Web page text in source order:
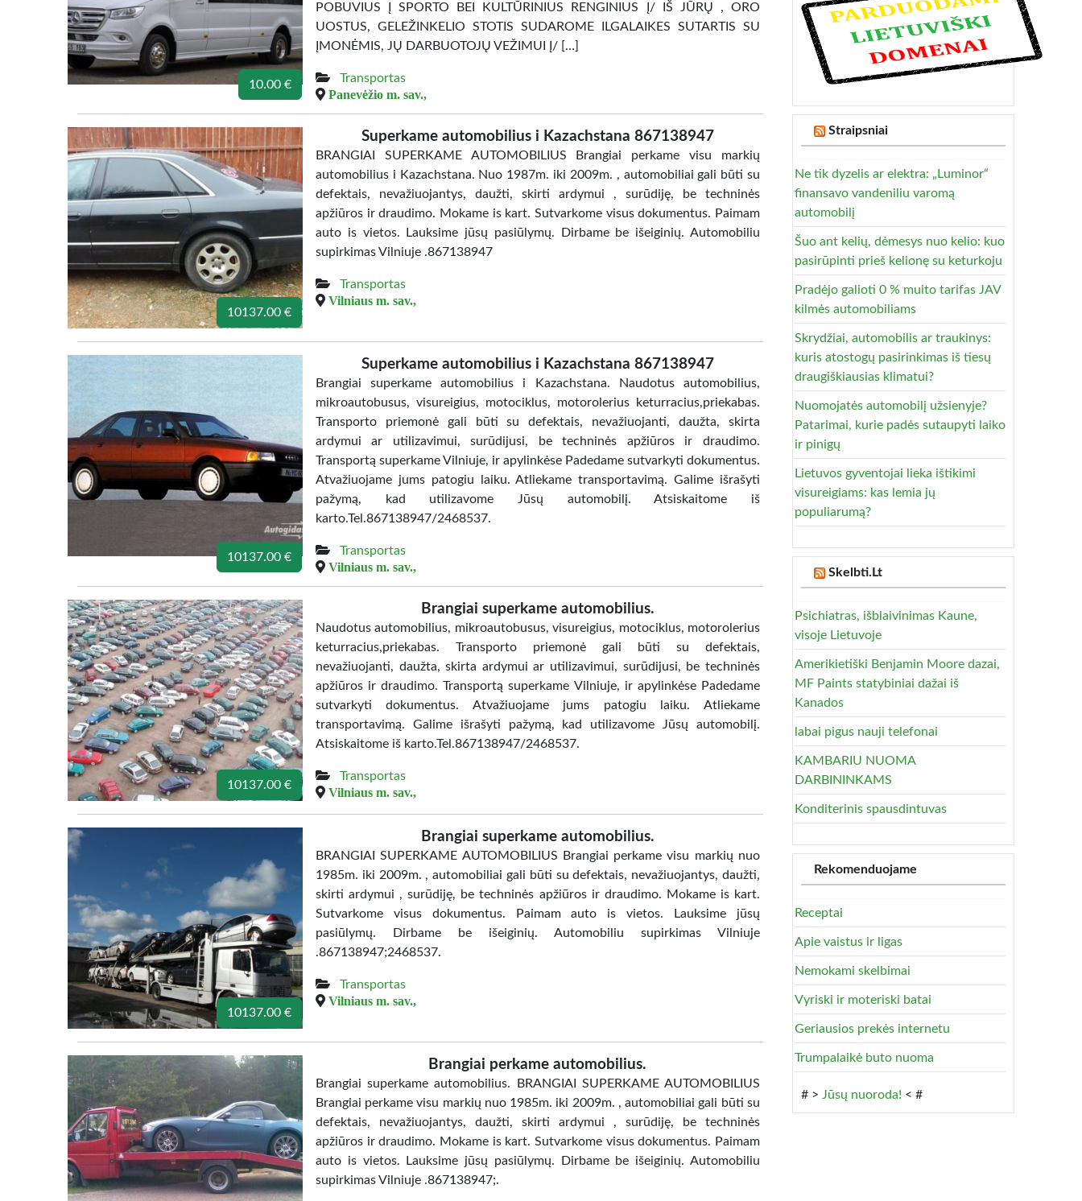
10.00 €
POBUVIUS Į SPORTO BEI KULTŪRINIUS RENGINIUS Į/ IŠ JŪRŲ , ORO
UOSTUS, GELEŽINKELIO STOTIS SUDAROME ILGALAIKES SUTARTIS SU
ĮMONĖMIS, JŲ DARBUOTOJŲ VEŽIMUI Į/ […]
Transportas
Panevėžio m. sav.,
10137.00 €
Superkame automobilius i Kazachstana 867138947
BRANGIAI SUPERKAME AUTOMOBILIUS Brangiai perkame visu markių
automobilius i Kazachstana. Nuo 1987m. iki 2009m. , automobiliai gali būti su
defektais, nevažiuojantys, daužti, skirti ardymui , surūdiję, be techninės
apžiūros ir draudimo. Mokame is kart. Sutvarkome visus dokumentus. Paimam
auto is vietos. Lauksime jūsų pasiūlymų. Dirbame be išeiginių. Automobiliu
supirkimas Vilniuje .867138947
Transportas
Vilniaus m. sav.,
10137.00 €
Superkame automobilius i Kazachstana 867138947
Brangiai superkame automobilius i Kazachstana. Naudotus automobilius,
mikroautobusus, visureigius, motociklus, motorolerius keturracius,priekabas.
Transporto priemonė gali būti su defektais, nevažiuojanti, daužta, skirta
ardymui ar utilizavimui, surūdijusi, be techninės apžiūros ir draudimo.
Transportą superkame Vilniuje, ir apylinkėse Padedame sutvarkyti dokumentus.
Atvažiuojame jums patogiu laiku. Atliekame transportavimą. Galime išrašyti
pažymą, kad utilizavome Jūsų automobilį. Atsiskaitome iš
karto.Tel.867138947/2468537.
Transportas
Vilniaus m. sav.,
10137.00 €
Brangiai superkame automobilius.
Naudotus automobilius, mikroautobusus, visureigius, motociklus, motorolerius
keturracius,priekabas. Transporto priemonė gali būti su defektais,
nevažiuojanti, daužta, skirta ardymui ar utilizavimui, surūdijusi, be techninės
apžiūros ir draudimo. Transportą superkame Vilniuje, ir apylinkėse Padedame
sutvarkyti dokumentus. Atvažiuojame jums patogiu laiku. Atliekame
transportavimą. Galime išrašyti pažymą, kad utilizavome Jūsų automobilį.
Atsiskaitome iš karto.Tel.867138947/2468537.
Transportas
Vilniaus m. sav.,
10137.00 €
Brangiai superkame automobilius.
BRANGIAI SUPERKAME AUTOMOBILIUS Brangiai perkame visu markių nuo
1985m. iki 2009m. , automobiliai gali būti su defektais, nevažiuojantys, daužti,
skirti ardymui , surūdiję, be techninės apžiūros ir draudimo. Mokame is kart.
Sutvarkome visus dokumentus. Paimam auto is vietos. Lauksime jūsų
pasiūlymų. Dirbame be išeiginių. Automobiliu supirkimas Vilniuje
.867138947;2468537.
Transportas
Vilniaus m. sav.,
Brangiai perkame automobilius.
Brangiai superkame automobilius. BRANGIAI SUPERKAME AUTOMOBILIUS
Brangiai perkame visu markių nuo 1985m. iki 2009m. , automobiliai gali būti su
defektais, nevažiuojantys, daužti, skirti ardymui , surūdiję, be techninės
apžiūros ir draudimo. Mokame is kart. Sutvarkome visus dokumentus. Paimam
auto is vietos. Lauksime jūsų pasiūlymų. Dirbame be išeiginių. Automobiliu
supirkimas Vilniuje .867138947;.
Straipsniai
Ne tik dyzelis ar elektra: „Luminor“
finansavo vandeniliu varomą
automobilį
Šuo ant kelių, dėmesys nuo kelio: kuo
pasirūpinti prieš kelionę su keturkoju
Pradėjo galioti 0 % muito tarifas JAV
kilmės automobiliams
Skrydžiai, automobilis ar traukinys:
kuris atostogų pasirinkimas iš tiesų
draugiškiausias klimatui?
Nuomojatės automobilį užsienyje?
Patarimai, kurie padės sutaupyti laiko
ir pinigų
Lietuvos gyventojai lieka ištikimi
visureigiams: kas lemia jų
populiarumą?
Skelbti.Lt
Psichiatras, išblaivinimas Kaune,
visoje Lietuvoje
Amerikietiški Benjamin Moore dazai,
MF Paints statybiniai dažai iš
Kanados
labai pigus nauji telefonai
KAMBARIU NUOMA
DARBININKAMS
Konditerinis spausdintuvas
Rekomenduojame
Receptai
Apie vaistus ir ligas
Nemokami skelbimai
Vyriski ir moteriski batai
Geriausios prekės internetu
Trumpalaikė buto nuoma
# > Jūsų nuoroda! < #